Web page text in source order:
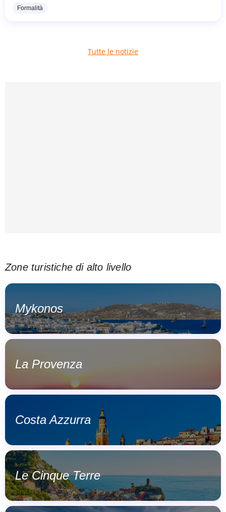
Formalità
Tutte le notizie
Zone turistiche di alto livello
Mykonos
La Provenza
Costa Azzurra
Le Cinque Terre